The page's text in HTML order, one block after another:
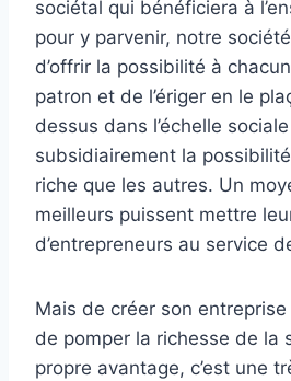
sociétal qui bénéficiera à
pour y parvenir, notre
d’offrir la possibilité à
patron et de l’ériger en le
dessus dans l’échelle
subsidiairement la
riche que les autres. Un
meilleurs puissent mettre
d’entrepreneurs au service
Mais de créer son entreprise
de pomper la richesse de la
propre avantage, c’est une